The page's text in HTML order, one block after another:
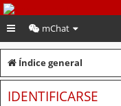
PeruVoley.com
mChat
Índice general
IDENTIFICARSE